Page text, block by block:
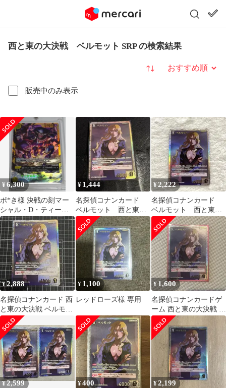
西と東の大決戦 ベルモット SRP の検索結果
販売中のみ表示
並び替え
¥6,300
ポ*き様 決戦の刻マー
シャル・D・ティーチ
SECワンピースカード
¥ 1,444
名探偵コナンカード
ベルモット 西と東の
大決戦 SRP
¥2,222
名探偵コナンカード
ベルモット 西と東の
大決戦 SRP
¥2,888
名探偵コナンカード 西
と東の大決戦 ベルモッ
ト SRP 0247
¥ 1,100
レッドローズ様 専用
¥1,600
名探偵コナンカードゲ
ーム 西と東の大決戦 ベ
ルモット SRP
¥2,599 ¥400 ¥2,199